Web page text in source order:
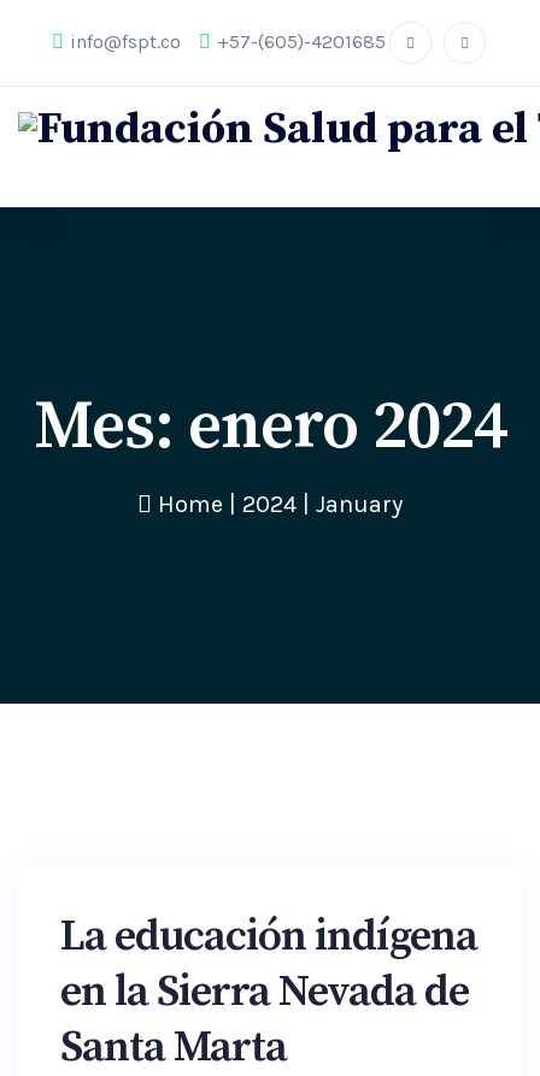
info@fspt.co +57-(605)-4201685
Mes: enero 2024
Home 2024 January
La educación indígena
en la Sierra Nevada de
Santa Marta